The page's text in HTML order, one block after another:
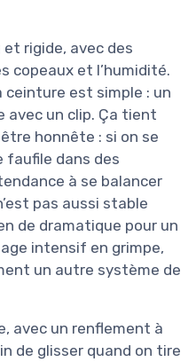
rigide, avec des
copeaux et l’humidité.
ceinture est simple : un
avec un clip. Ça tient
honnête : si on se
faufile dans des
à se balancer
pas aussi stable
de dramatique pour un
intensif en grimpe,
un autre système de
avec un renflement à
de glisser quand on tire